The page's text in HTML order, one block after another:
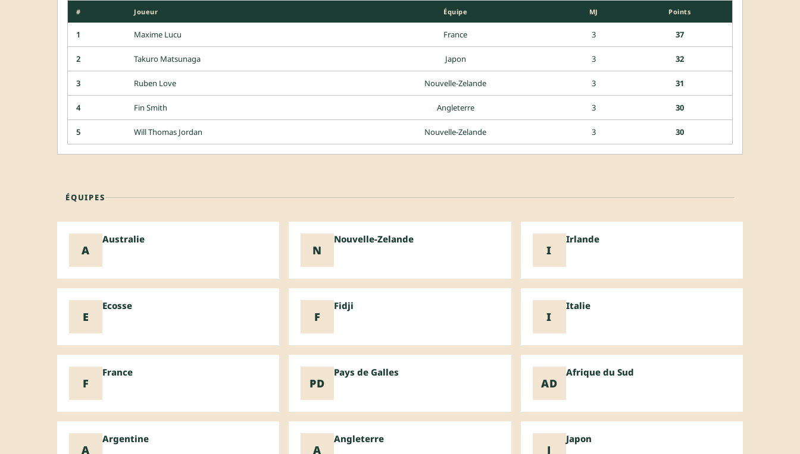
# Joueur Équipe MJ Points
1 Maxime Lucu France 3 37
2 Takuro Matsunaga Japon 3 32
3 Ruben Love Nouvelle-Zelande 3 31
4 Fin Smith Angleterre 3 30
5 Will Thomas Jordan Nouvelle-Zelande 3 30
ÉQUIPES
A
Australie
N
Nouvelle-Zelande
I
Irlande
E
Ecosse
F
Fidji
I
Italie
F
France
PD
Pays de Galles
AD
Afrique du Sud
A
Argentine
A
Angleterre
J
Japon